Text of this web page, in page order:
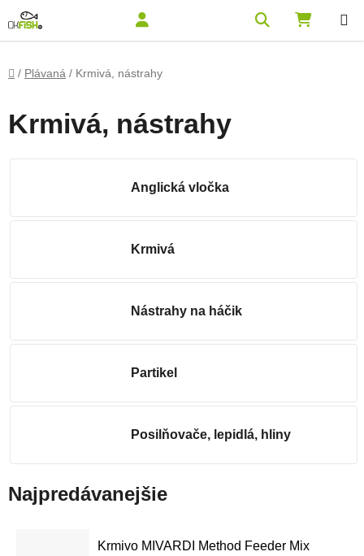
Domov
/ Plávaná / Krmivá, nástrahy
Krmivá, nástrahy
Anglická vločka
Krmivá
Nástrahy na háčik
Partikel
Posilňovače, lepidlá, hliny
Najpredávanejšie
Krmivo MIVARDI Method Feeder Mix